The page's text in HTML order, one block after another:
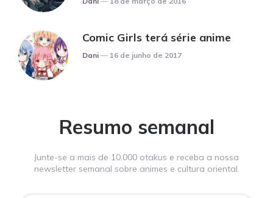
Comic Girls terá série anime
Posted
Dani 16 de junho de 2017
Resumo semanal
Junte-se a mais de 10.000 otakus e receba a nossa
newsletter semanal sobre animes e cultura oriental.